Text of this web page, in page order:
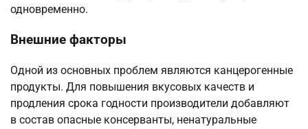
одновременно.
Внешние факторы
Одной из основных проблем являются канцерогенные
продукты. Для повышения вкусовых качеств и
продления срока годности производители добавляют
в состав опасные консерванты, ненатуральные